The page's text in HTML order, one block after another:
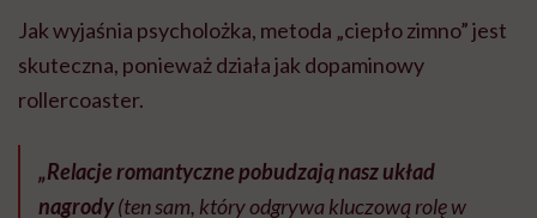
Jak wyjaśnia psycholożka, metoda „ciepło zimno” jest
skuteczna, ponieważ działa jak dopaminowy
rollercoaster.
„Relacje romantyczne pobudzają nasz układ
nagrody(ten sam, który odgrywa kluczową rolę w